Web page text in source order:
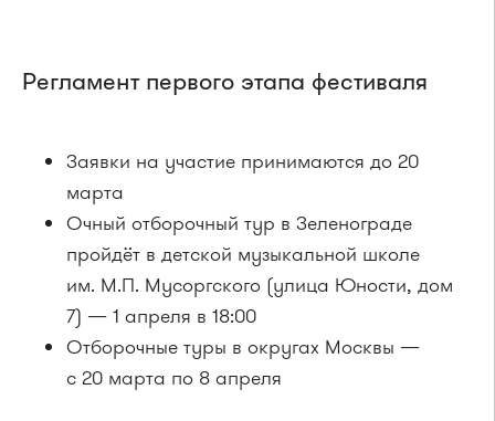
Регламент первого этапа фестиваля
Заявки на участие принимаются до 20
марта
Очный отборочный тур в Зеленограде
пройдёт в детской музыкальной школе
им. М.П. Мусоргского (улица Юности, дом
7) — 1 апреля в 18:00
Отборочные туры в округах Москвы —
с 20 марта по 8 апреля